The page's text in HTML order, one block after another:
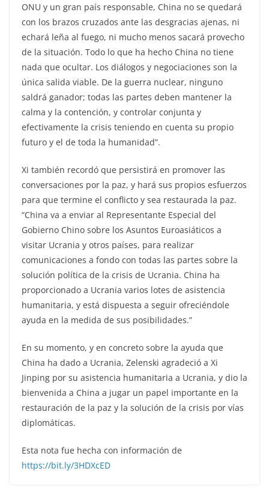
ONU y un gran país responsable, China no se quedará
con los brazos cruzados ante las desgracias ajenas, ni
echará leña al fuego, ni mucho menos sacará provecho
de la situación. Todo lo que ha hecho China no tiene
nada que ocultar. Los diálogos y negociaciones son la
única salida viable. De la guerra nuclear, ninguno
saldrá ganador; todas las partes deben mantener la
calma y la contención, y controlar conjunta y
efectivamente la crisis teniendo en cuenta su propio
futuro y el de toda la humanidad”.
Xi también recordó que persistirá en promover las
conversaciones por la paz, y hará sus propios esfuerzos
para que termine el conflicto y sea restaurada la paz.
“China va a enviar al Representante Especial del
Gobierno Chino sobre los Asuntos Euroasiáticos a
visitar Ucrania y otros países, para realizar
comunicaciones a fondo con todas las partes sobre la
solución política de la crisis de Ucrania. China ha
proporcionado a Ucrania varios lotes de asistencia
humanitaria, y está dispuesta a seguir ofreciéndole
ayuda en la medida de sus posibilidades.”
En su momento, y en concreto sobre la ayuda que
China ha dado a Ucrania, Zelenski agradeció a Xi
Jinping por su asistencia humanitaria a Ucrania, y dio la
bienvenida a China a jugar un papel importante en la
restauración de la paz y la solución de la crisis por vías
diplomáticas.
Esta nota fue hecha con información de
https://bit.ly/3HDXcED